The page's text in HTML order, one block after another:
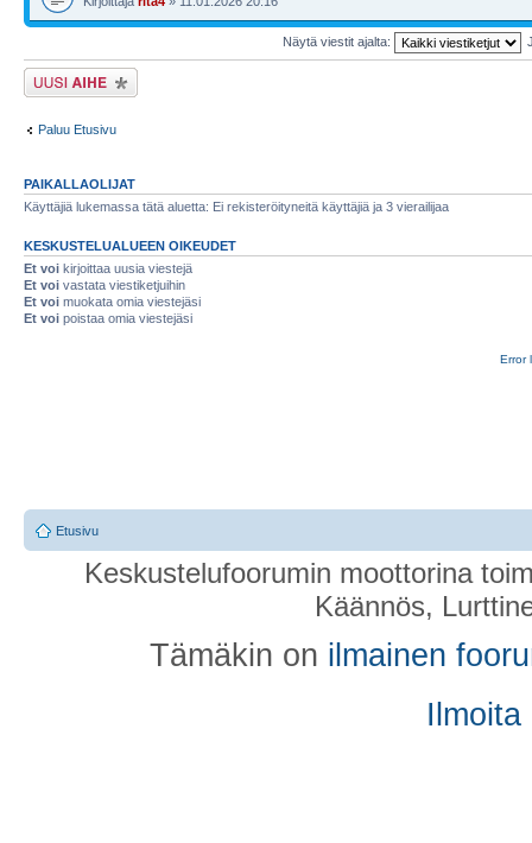
Näytä viestit ajalta:
Lähetä uusi viesti
Paluu Etusivu
PAIKALLAOLIJAT
Käyttäjiä lukemassa tätä aluetta: Ei rekisteröityneitä käyttäjiä ja 3 vierailijaa
KESKUSTELUALUEEN OIKEUDET
Et voi kirjoittaa uusia viestejä
Et voi vastata viestiketjuihin
Et voi muokata omia viestejäsi
Et voi poistaa omia viestejäsi
Error
Etusivu
Keskustelufoorumin moottorina
Käännös,
Tämäkin on ilmainen